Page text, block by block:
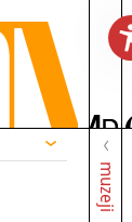
muzeji